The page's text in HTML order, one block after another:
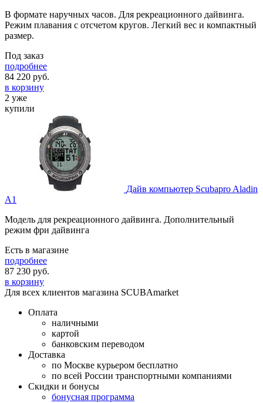
В формате наручных часов. Для рекреационного дайвинга.
Режим плавания с отсчетом кругов. Легкий вес и компактный
размер.
Под заказ
подробнее
84 220 руб.
в корзину
2 уже
купили
Дайв компьютер Scubapro Aladin
A1
Модель для рекреационного дайвинга. Дополнительный
режим фри дайвинга
Есть в магазине
подробнее
87 230 руб.
в корзину
Для всех клиентов магазина SCUBAmarket
Оплата
наличными
картой
банковским переводом
Доставка
по Москве курьером бесплатно
по всей России транспортными компаниями
Скидки и бонусы
бонусная программа